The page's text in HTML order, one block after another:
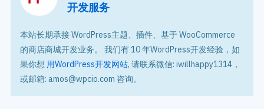
开发服务
本站长期承接 WordPress主题、插件、基于 WooCommerce
的商店商城开发业务。 我们有 10 年WordPress开发经验，如
果你想 用WordPress开发网站, 请联系微信: iwillhappy1314，
或邮箱: amos@wpcio.com 咨询。